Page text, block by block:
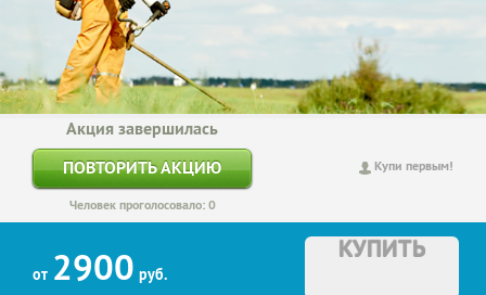
Купи первым!
Акция завершилась
ПОВТОРИТЬ АКЦИЮ
Человек проголосовало: 0
от 2900 руб.
КУПИТЬ